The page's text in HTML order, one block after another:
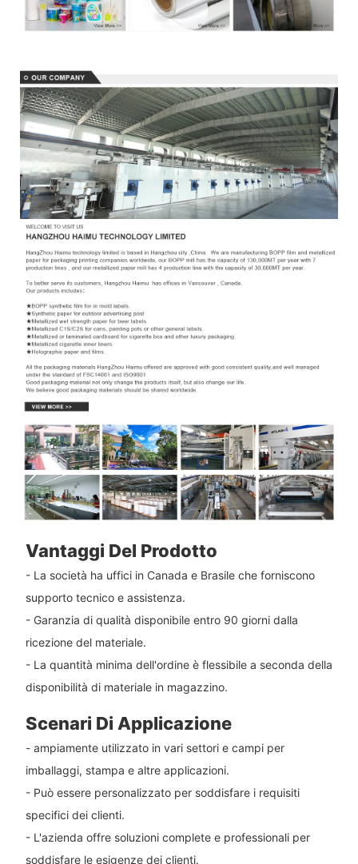
Vantaggi Del Prodotto
- La società ha uffici in Canada e Brasile che forniscono
supporto tecnico e assistenza.
- Garanzia di qualità disponibile entro 90 giorni dalla
ricezione del materiale.
- La quantità minima dell'ordine è flessibile a seconda della
disponibilità di materiale in magazzino.
Scenari Di Applicazione
- ampiamente utilizzato in vari settori e campi per
imballaggi, stampa e altre applicazioni.
- Può essere personalizzato per soddisfare i requisiti
specifici dei clienti.
- L'azienda offre soluzioni complete e professionali per
soddisfare le esigenze dei clienti.